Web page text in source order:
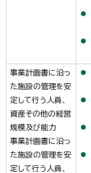
事業計画書に沿っ
た施設の管理を安
定して行う人員、
資産その他の経営
規模及び能力
事業計画書に沿っ
た施設の管理を安
定して行う人員、